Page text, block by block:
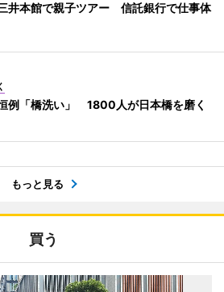
井本館で親子ツアー 信託銀行で仕事体
例「橋洗い」 1800人が日本橋を磨く
もっと見る
買う